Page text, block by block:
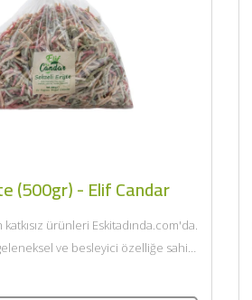
(500gr) - Elif Candar
katkısız ürünleri Eskitadında.com'da.
ve besleyici özelliğe sahip